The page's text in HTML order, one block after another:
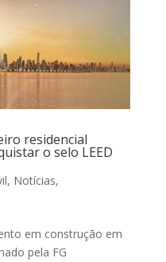
residencial
o selo LEED
, Notícias,
em construção em
pela FG